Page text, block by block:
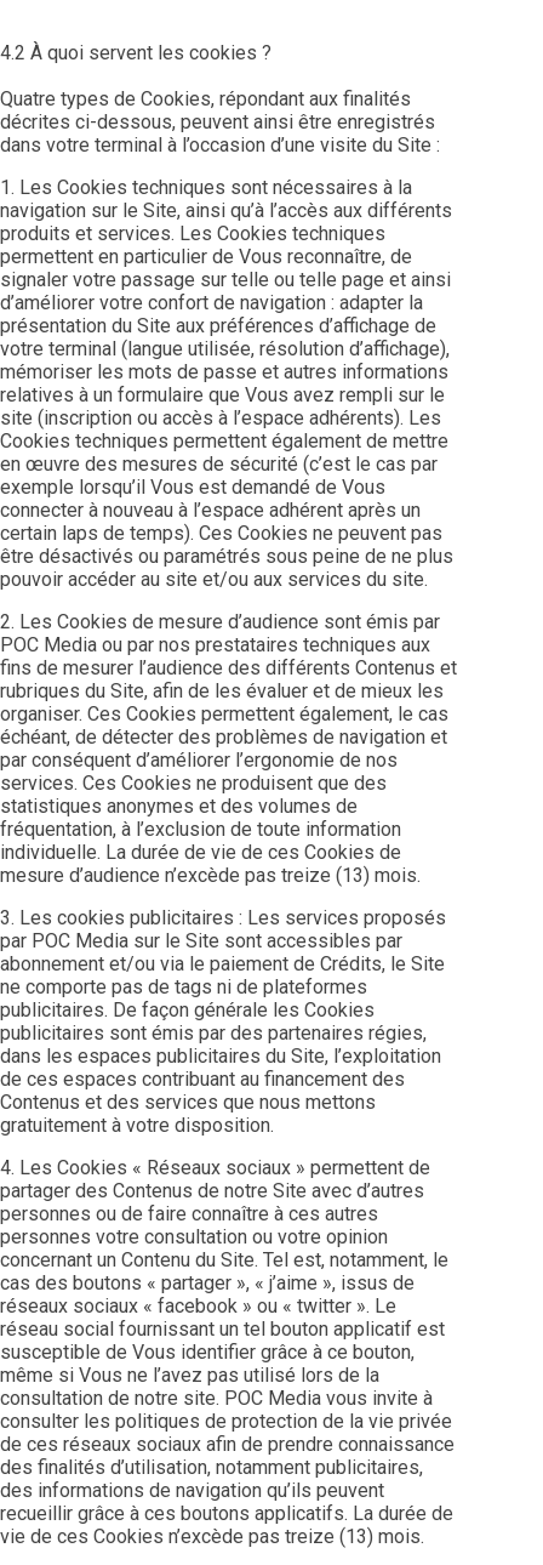
4.2 À quoi servent les cookies ?
Quatre types de Cookies, répondant aux finalités
décrites ci-dessous, peuvent ainsi être enregistrés
dans votre terminal à l’occasion d’une visite du Site :
1. Les Cookies techniques sont nécessaires à la
navigation sur le Site, ainsi qu’à l’accès aux différents
produits et services. Les Cookies techniques
permettent en particulier de Vous reconnaître, de
signaler votre passage sur telle ou telle page et ainsi
d’améliorer votre confort de navigation : adapter la
présentation du Site aux préférences d’affichage de
votre terminal (langue utilisée, résolution d’affichage),
mémoriser les mots de passe et autres informations
relatives à un formulaire que Vous avez rempli sur le
site (inscription ou accès à l’espace adhérents). Les
Cookies techniques permettent également de mettre
en œuvre des mesures de sécurité (c’est le cas par
exemple lorsqu’il Vous est demandé de Vous
connecter à nouveau à l’espace adhérent après un
certain laps de temps). Ces Cookies ne peuvent pas
être désactivés ou paramétrés sous peine de ne plus
pouvoir accéder au site et/ou aux services du site.
2. Les Cookies de mesure d’audience sont émis par
POC Media ou par nos prestataires techniques aux
fins de mesurer l’audience des différents Contenus et
rubriques du Site, afin de les évaluer et de mieux les
organiser. Ces Cookies permettent également, le cas
échéant, de détecter des problèmes de navigation et
par conséquent d’améliorer l’ergonomie de nos
services. Ces Cookies ne produisent que des
statistiques anonymes et des volumes de
fréquentation, à l’exclusion de toute information
individuelle. La durée de vie de ces Cookies de
mesure d’audience n’excède pas treize (13) mois.
3. Les cookies publicitaires : Les services proposés
par POC Media sur le Site sont accessibles par
abonnement et/ou via le paiement de Crédits, le Site
ne comporte pas de tags ni de plateformes
publicitaires. De façon générale les Cookies
publicitaires sont émis par des partenaires régies,
dans les espaces publicitaires du Site, l’exploitation
de ces espaces contribuant au financement des
Contenus et des services que nous mettons
gratuitement à votre disposition.
4. Les Cookies « Réseaux sociaux » permettent de
partager des Contenus de notre Site avec d’autres
personnes ou de faire connaître à ces autres
personnes votre consultation ou votre opinion
concernant un Contenu du Site. Tel est, notamment, le
cas des boutons « partager », « j’aime », issus de
réseaux sociaux « facebook » ou « twitter ». Le
réseau social fournissant un tel bouton applicatif est
susceptible de Vous identifier grâce à ce bouton,
même si Vous ne l’avez pas utilisé lors de la
consultation de notre site. POC Media vous invite à
consulter les politiques de protection de la vie privée
de ces réseaux sociaux afin de prendre connaissance
des finalités d’utilisation, notamment publicitaires,
des informations de navigation qu’ils peuvent
recueillir grâce à ces boutons applicatifs. La durée de
vie de ces Cookies n’excède pas treize (13) mois.